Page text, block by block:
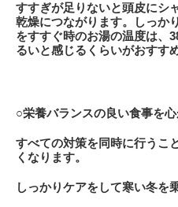
すすぎが足りないと頭皮にシ
乾燥につながります。しっか
をすすぐ時のお湯の温度は、
るいと感じるくらいがおすす
○栄養バランスの良い食事を
すべての対策を同時に行うこ
くなります。
しっかりケアをして寒い冬を